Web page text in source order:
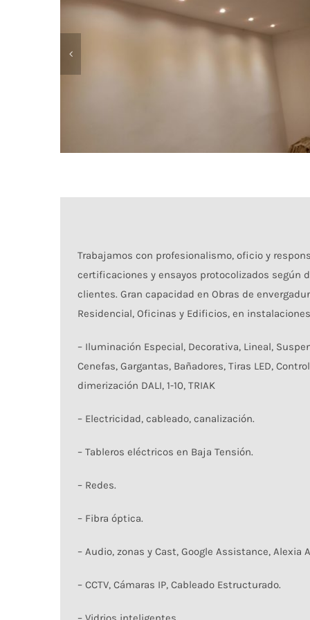
Trabajamos con profesionalismo, oficio y
certificaciones y ensayos protocolizados según
clientes. Gran capacidad en Obras de
Residencial, Oficinas y Edificios, en
– Iluminación Especial, Decorativa, Lineal,
Cenefas, Gargantas, Bañadores, Tiras LED,
dimerización DALI, 1-10, TRIAK
– Electricidad, cableado, canalización.
– Tableros eléctricos en Baja Tensión.
– Redes.
– Fibra óptica.
– Audio, zonas y Cast, Google Assistance, Alexia
– CCTV, Cámaras IP, Cableado Estructurado.